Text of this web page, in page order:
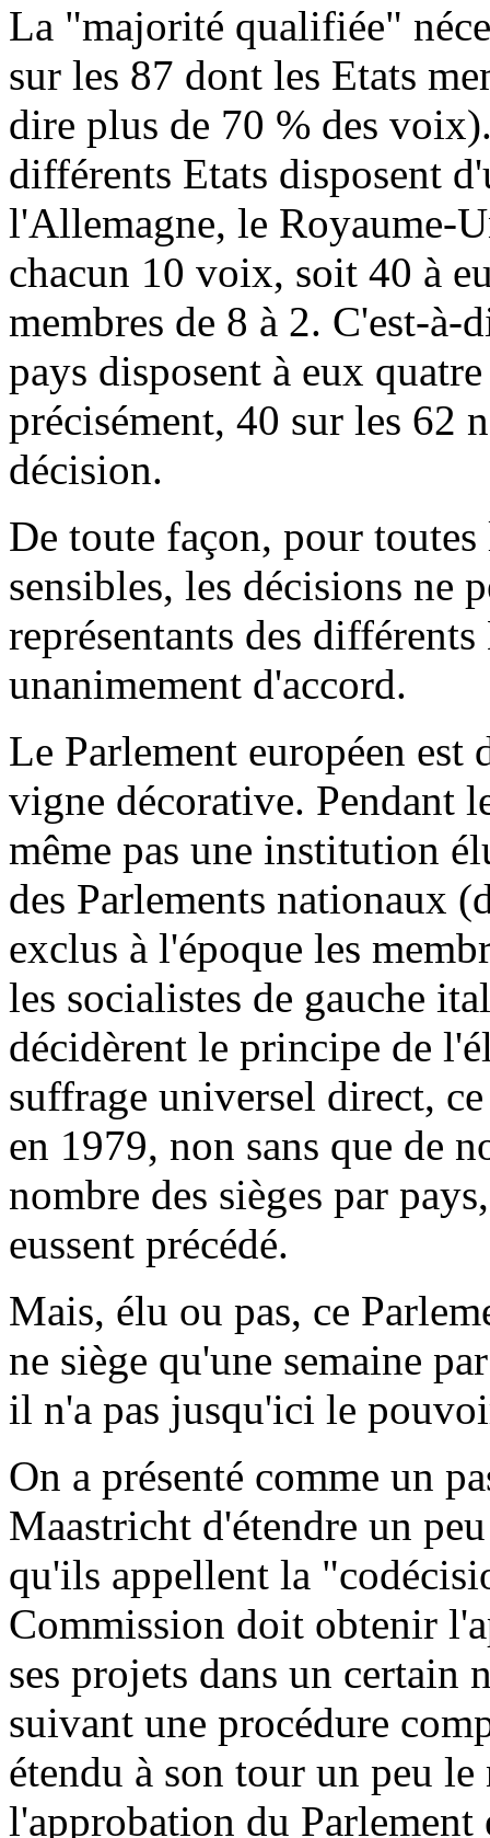
La "majorité qualifiée"
sur les 87 dont les Etats
dire plus de 70 % des
différents Etats disposent
l'Allemagne, le Royaume-
chacun 10 voix, soit 40 à
membres de 8 à 2. C'est-
pays disposent à eux
précisément, 40 sur les 62
décision.
De toute façon, pour
sensibles, les décisions ne
représentants des
unanimement d'accord.
Le Parlement européen
vigne décorative. Pendant
même pas une institution
des Parlements nationaux
exclus à l'époque les
les socialistes de gauche
décidèrent le principe de
suffrage universel direct,
en 1979, non sans que de
nombre des sièges par
eussent précédé.
Mais, élu ou pas, ce
ne siège qu'une semaine
il n'a pas jusqu'ici le
On a présenté comme un
Maastricht d'étendre un
qu'ils appellent la
Commission doit obtenir
ses projets dans un certain
suivant une procédure
étendu à son tour un peu
l'approbation du Parlement